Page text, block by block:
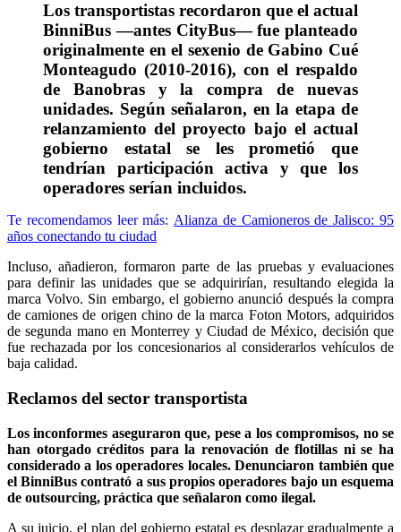
Los transportistas recordaron que el actual
BinniBus —antes CityBus— fue planteado
originalmente en el sexenio de Gabino Cué
Monteagudo (2010-2016), con el respaldo
de Banobras y la compra de nuevas
unidades. Según señalaron, en la etapa de
relanzamiento del proyecto bajo el actual
gobierno estatal se les prometió que
tendrían participación activa y que los
operadores serían incluidos.
Te recomendamos leer más: Alianza de Camioneros de Jalisco: 95
años conectando tu ciudad
Incluso, añadieron, formaron parte de las pruebas y evaluaciones
para definir las unidades que se adquirirían, resultando elegida la
marca Volvo. Sin embargo, el gobierno anunció después la compra
de camiones de origen chino de la marca Foton Motors, adquiridos
de segunda mano en Monterrey y Ciudad de México, decisión que
fue rechazada por los concesionarios al considerarlos vehículos de
baja calidad.
Reclamos del sector transportista
Los inconformes aseguraron que, pese a los compromisos, no se
han otorgado créditos para la renovación de flotillas ni se ha
considerado a los operadores locales. Denunciaron también que
el BinniBus contrató a sus propios operadores bajo un esquema
de outsourcing, práctica que señalaron como ilegal.
A su juicio, el plan del gobierno estatal es desplazar gradualmente a